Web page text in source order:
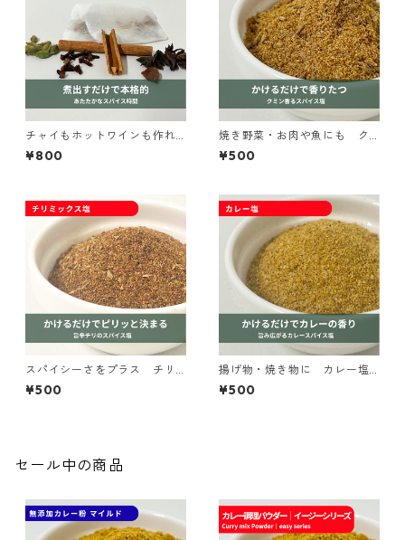
チャイもホットワインも作れ
るスパイスセット｜spice roo
mイージーシリーズ
¥800
焼き野菜・お肉や魚にも ク
ミンミックス塩｜spice room
イージーシリーズ
¥500
スパイシーさをプラス チリ
ミックス塩｜spice roomイー
ジーシリーズ
¥500
揚げ物・焼き物に カレー塩
｜spice roomイージーシリー
ズ
¥500
セール中の商品